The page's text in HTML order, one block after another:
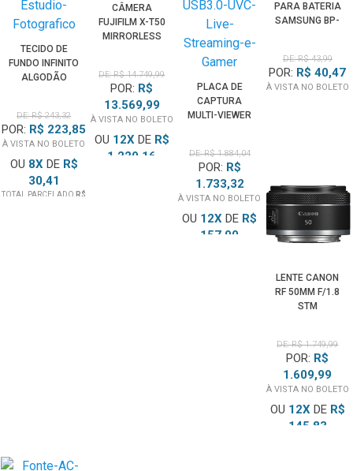
TECIDO DE
FUNDO INFINITO
ALGODÃO
ESTÚDIO
FOTOGRÁFICO
DE: R$ 243,32
POR: R$ 223,85
À VISTA NO BOLETO
OU 8XDE R$
30,41
TOTAL PARCELADOR$
CÂMERA
FUJIFILM X-T50
MIRRORLESS
F/2.8-4.8 R LM
WR
DE: R$ 14.749,99
POR: R$
13.569,99
À VISTA NO BOLETO
OU 12XDE R$
1.229,16
PLACA DE
CAPTURA
MULTI-VIEWER
CANAIS HDMI
UVC LIVE
STREAMING E
GAMER
DE: R$ 1.884,04
POR: R$
1.733,32
À VISTA NO BOLETO
OU 12X DE R$
157,00
PARA BATERIA
SAMSUNG BP-
DE: R$ 43,99
POR: R$ 40,47
À VISTA NO BOLETO
LENTE CANON
RF 50MM F/1.8
STM
DE: R$ 1.749,99
POR: R$
1.609,99
À VISTA NO BOLETO
OU 12XDE R$
145,83